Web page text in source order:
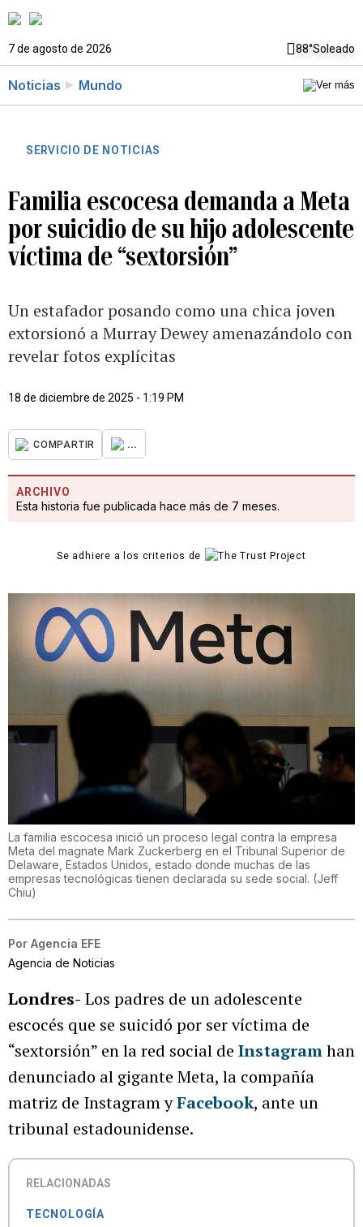
7 de agosto de 2026 88°Soleado
Noticias Mundo
SERVICIO DE NOTICIAS
Familia escocesa demanda a Meta
por suicidio de su hijo adolescente
víctima de “sextorsión”
Un estafador posando como una chica joven
extorsionó a Murray Dewey amenazándolo con
revelar fotos explícitas
18 de diciembre de 2025 - 1:19 PM
COMPARTIR ...
ARCHIVO
Esta historia fue publicada hace más de 7 meses.
Se adhiere a los criterios de
La familia escocesa inició un proceso legal contra la empresa
Meta del magnate Mark Zuckerberg en el Tribunal Superior de
Delaware, Estados Unidos, estado donde muchas de las
empresas tecnológicas tienen declarada su sede social. (Jeff
Chiu)
Por Agencia EFE
Agencia de Noticias
Londres- Los padres de un adolescente
escocés que se suicidó por ser víctima de
“sextorsión” en la red social de Instagramhan
denunciado al gigante Meta, la compañía
matriz de Instagram yFacebook, ante un
tribunal estadounidense.
RELACIONADAS
TECNOLOGÍA